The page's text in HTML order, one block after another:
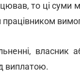
то ці суми
працівником
власник
виплатою.